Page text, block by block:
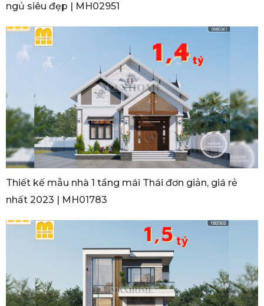
ngủ siêu đẹp | MH02951
Thiết kế mẫu nhà 1 tầng mái Thái đơn giản, giá rẻ
nhất 2023 | MH01783